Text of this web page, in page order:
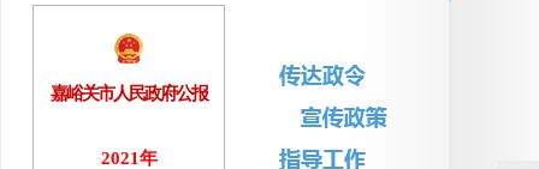
嘉峪关市人民政府公报
2021年